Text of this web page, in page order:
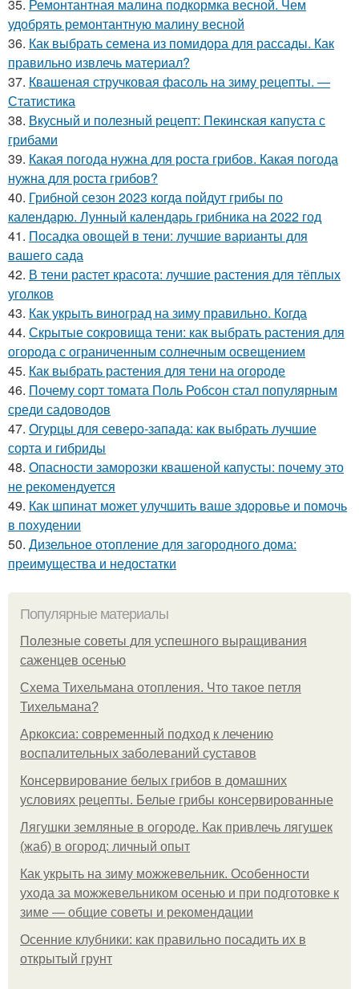
35. Ремонтантная малина подкормка весной. Чем
удобрять ремонтантную малину весной
36. Как выбрать семена из помидора для рассады. Как
правильно извлечь материал?
37. Квашеная стручковая фасоль на зиму рецепты. —
Статистика
38. Вкусный и полезный рецепт: Пекинская капуста с
грибами
39. Какая погода нужна для роста грибов. Какая погода
нужна для роста грибов?
40. Грибной сезон 2023 когда пойдут грибы по
календарю. Лунный календарь грибника на 2022 год
41. Посадка овощей в тени: лучшие варианты для
вашего сада
42. В тени растет красота: лучшие растения для тёплых
уголков
43. Как укрыть виноград на зиму правильно. Когда
44. Скрытые сокровища тени: как выбрать растения для
огорода с ограниченным солнечным освещением
45. Как выбрать растения для тени на огороде
46. Почему сорт томата Поль Робсон стал популярным
среди садоводов
47. Огурцы для северо-запада: как выбрать лучшие
сорта и гибриды
48. Опасности заморозки квашеной капусты: почему это
не рекомендуется
49. Как шпинат может улучшить ваше здоровье и помочь
в похудении
50. Дизельное отопление для загородного дома:
преимущества и недостатки
Популярные материалы
Полезные советы для успешного выращивания
саженцев осенью
Схема Тихельмана отопления. Что такое петля
Тихельмана?
Аркоксиа: современный подход к лечению
воспалительных заболеваний суставов
Консервирование белых грибов в домашних
условиях рецепты. Белые грибы консервированные
Лягушки земляные в огороде. Как привлечь лягушек
(жаб) в огород: личный опыт
Как укрыть на зиму можжевельник. Особенности
ухода за можжевельником осенью и при подготовке к
зиме — общие советы и рекомендации
Осенние клубники: как правильно посадить их в
открытый грунт